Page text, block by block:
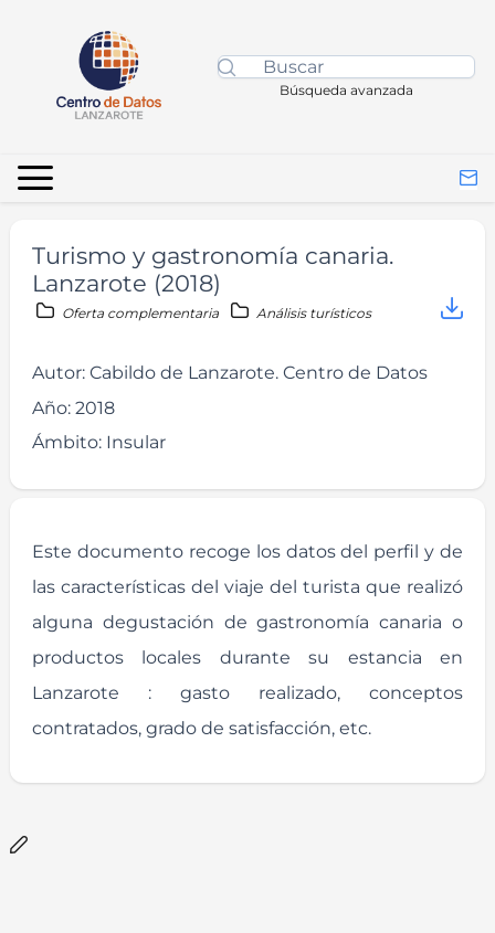
Búsqueda avanzada
Turismo y gastronomía canaria.
Lanzarote (2018)
Oferta complementaria Análisis turísticos
Autor: Cabildo de Lanzarote. Centro de Datos
Año: 2018
Ámbito: Insular
Este documento recoge los datos del perfil y de
las características del viaje del turista que realizó
alguna degustación de gastronomía canaria o
productos locales durante su estancia en
Lanzarote : gasto realizado, conceptos
contratados, grado de satisfacción, etc.